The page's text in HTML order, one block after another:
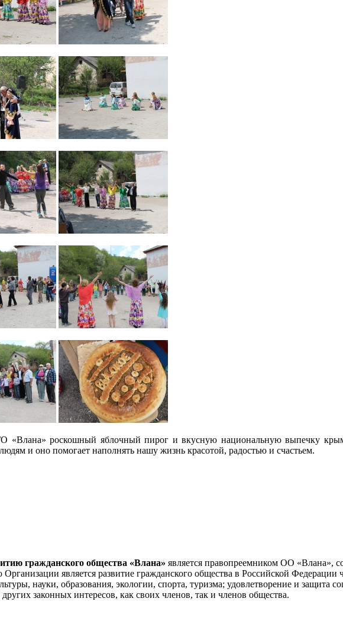
«Влана» роскошный яблочный пирог и вкусную национальную выпечку
и оно помогает наполнять нашу жизнь красотой, радостью и счастьем.
гражданского общества «Влана» является правопреемником ОО «Влана»,
является развитие гражданского общества в Российской Федерации
науки, образования, экологии, спорта, туризма; удовлетворение и защита
законных интересов, как своих членов, так и членов общества.